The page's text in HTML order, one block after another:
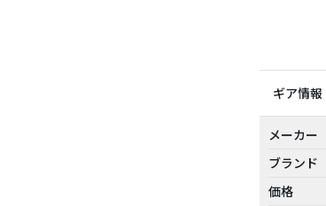
ギア情報
メーカー
ブランド
価格